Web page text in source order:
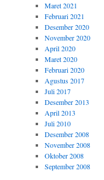
Maret 2021
Februari 2021
Desember 2020
November 2020
April 2020
Maret 2020
Februari 2020
Agustus 2017
Juli 2017
Desember 2013
April 2013
Juli 2010
Desember 2008
November 2008
Oktober 2008
September 2008